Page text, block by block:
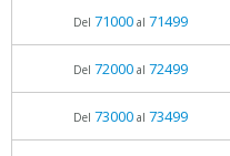
Del 71000al 71499
Del 72000al 72499
Del 73000al 73499